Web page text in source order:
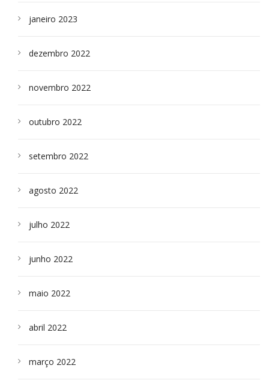
janeiro 2023
dezembro 2022
novembro 2022
outubro 2022
setembro 2022
agosto 2022
julho 2022
junho 2022
maio 2022
abril 2022
março 2022